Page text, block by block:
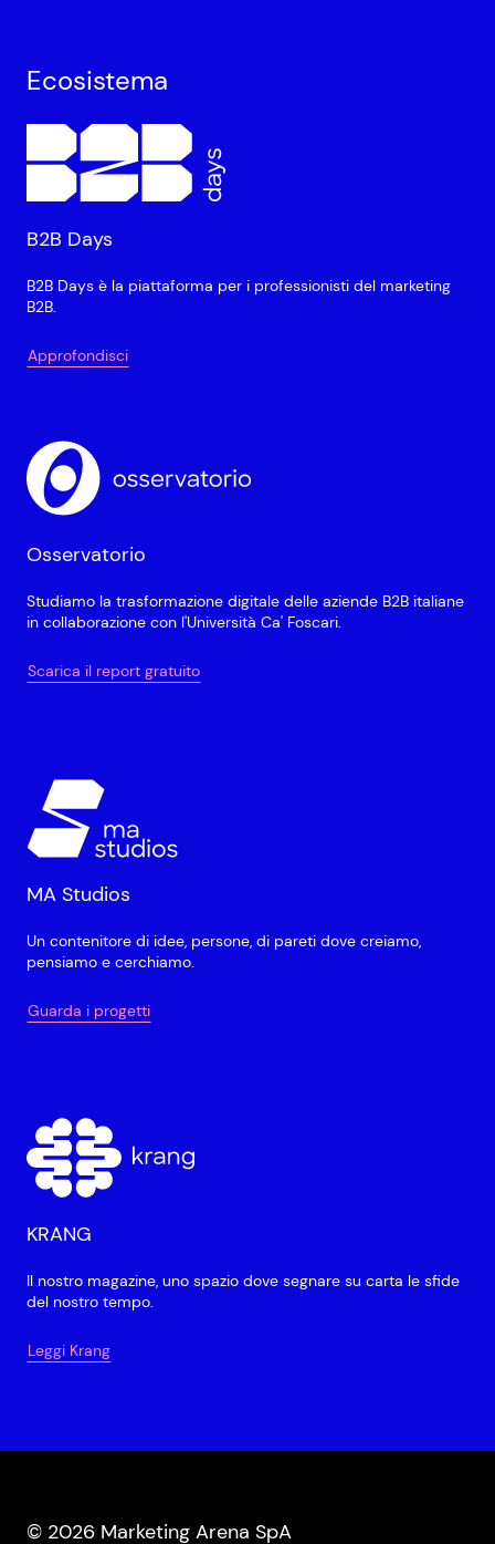
Ecosistema
B2B Days
B2B Days è la piattaforma per i professionisti del marketing
B2B.
Approfondisci
Osservatorio
Studiamo la trasformazione digitale delle aziende B2B italiane
in collaborazione con l'Università Ca' Foscari.
Scarica il report gratuito
MA Studios
Un contenitore di idee, persone, di pareti dove creiamo,
pensiamo e cerchiamo.
Guarda i progetti
KRANG
Il nostro magazine, uno spazio dove segnare su carta le sfide
del nostro tempo.
Leggi Krang
© 2026 Marketing Arena SpA